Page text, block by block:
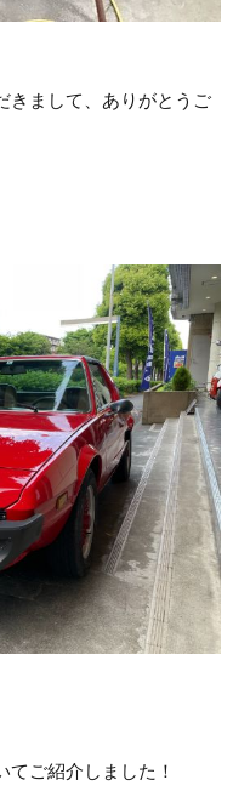
きまして、ありがとうご
てご紹介しました！